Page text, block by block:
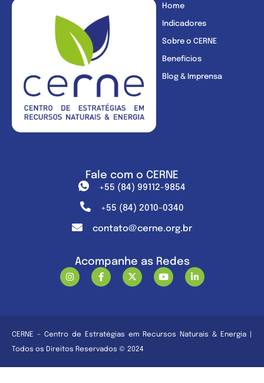
Home
Indicadores
Sobre o CERNE
Benefícios
Blog & Imprensa
Fale com o CERNE
+55 (84) 99112-9854
+55 (84) 2010-0340
contato@cerne.org.br
Acompanhe as Redes
CERNE – Centro de Estratégias em Recursos Naturais & Energia |
Todos os Direitos Reservados © 2024